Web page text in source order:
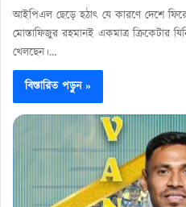
আইপিএল ছেড়ে হঠাৎ যে কারণে দেশে
মোস্তাফিজুর রহমানই একমাত্র ক্রিকেটার
খেলছেন।…
বিস্তারিত পড়ুন »